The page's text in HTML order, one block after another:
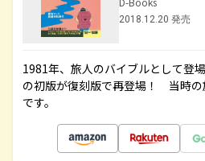
2018.12.20 発売
1981年、旅人のバイブルとして登
の初版が復刻版で再登場！ 当時
です。